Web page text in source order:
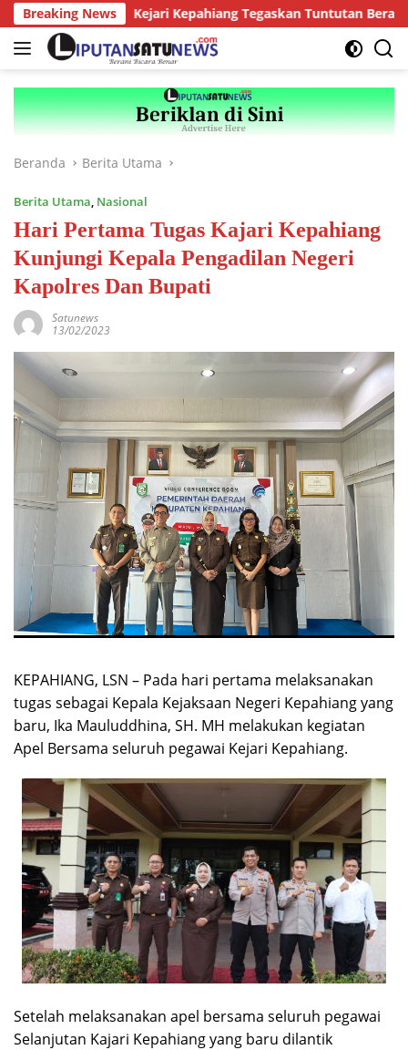
Langsung
ke
konten
Breaking NewsKejari Kepahiang Tegaskan Tuntutan Berat bagi
Beranda Berita Utama
Berita Utama, Nasional
Hari Pertama Tugas Kajari Kepahiang
Kunjungi Kepala Pengadilan Negeri
Kapolres Dan Bupati
Satunews
13/02/2023
KEPAHIANG, LSN – Pada hari pertama melaksanakan
tugas sebagai Kepala Kejaksaan Negeri Kepahiang yang
baru, Ika Mauluddhina, SH. MH melakukan kegiatan
Apel Bersama seluruh pegawai Kejari Kepahiang.
Setelah melaksanakan apel bersama seluruh pegawai
Selanjutan Kajari Kepahiang yang baru dilantik